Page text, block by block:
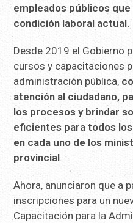
empleados públicos
condición laboral actual.
Desde 2019 el Gobierno
cursos y capacitaciones
administración pública,
atención al ciudadano,
los procesos y brindar
eficientes para todos
en cada uno de los
provincial.
Ahora, anunciaron que a
inscripciones para un
Capacitación para la